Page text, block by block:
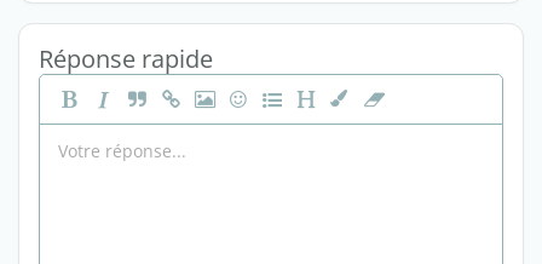
Réponse rapide